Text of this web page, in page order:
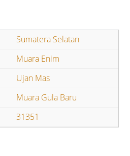
Sumatera Selatan
Muara Enim
Ujan Mas
Muara Gula Baru
31351